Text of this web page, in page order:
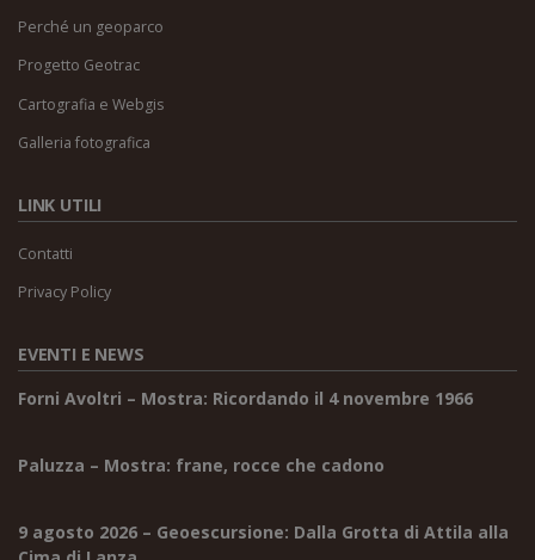
Perché un geoparco
Progetto Geotrac
Cartografia e Webgis
Galleria fotografica
LINK UTILI
Contatti
Privacy Policy
EVENTI E NEWS
Forni Avoltri – Mostra: Ricordando il 4 novembre 1966
Paluzza – Mostra: frane, rocce che cadono
9 agosto 2026 – Geoescursione: Dalla Grotta di Attila alla